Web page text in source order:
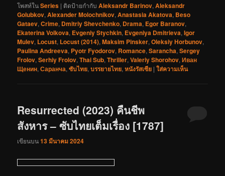
โพสท์ในSeries | ติดป้ายกำกับ Aleksandr Barinov,Aleksandr
Golubkov,Alexander Molochnikov,Anastasia Akatova, Beso
Gataev,Crime, Dmitriy Shevchenko, Drama, Egor Baranov,
Ekaterina Volkova, Evgeniy Stychkin, Evgeniya Dmitrieva,Igor
Mulev, Locust, Locust (2014),Maksim Pinsker,Oleksiy Horbunov,
Paulina Andreeva, Pyotr Fyodorov, Romance,Sarancha,Sergey
Frolov,Serhiy Frolov,Thai Sub,Thriller,Valeriy Shorohov,Иван
Щенин,Саранча,ซับไทย,บรรยายไทย,หนังรัสเซีย |ใส่ความเห็น
Resurrected (2023) คืนชีพ
สังหาร – ซับไทยเต็มเรื่อง [1787]
เขียนบน13 มีนาคม 2024